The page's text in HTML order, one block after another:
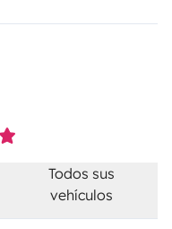
Todos sus
vehículos